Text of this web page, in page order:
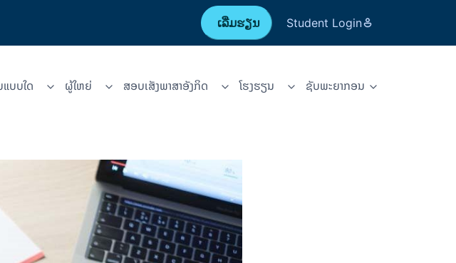
ເລີ່ມຮຽນ Student Login
ບບໃດ ຜູ້​ໃຫຍ່ ສອບເສັງພາສາອັງກິດ ໂຮງຮຽນ ຊັບ​ພະ​ຍາ​ກອນ